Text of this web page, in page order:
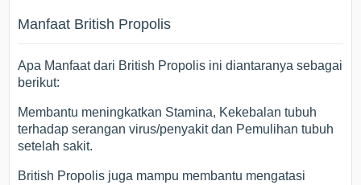
Manfaat British Propolis
Apa Manfaat dari British Propolis ini diantaranya sebagai
berikut:
Membantu meningkatkan Stamina, Kekebalan tubuh
terhadap serangan virus/penyakit dan Pemulihan tubuh
setelah sakit.
British Propolis juga mampu membantu mengatasi